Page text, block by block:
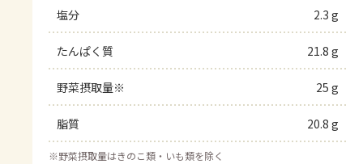
塩分 2.3 g
たんぱく質 21.8 g
野菜摂取量※ 25 g
脂質 20.8 g
※野菜摂取量はきのこ類・いも類を除く